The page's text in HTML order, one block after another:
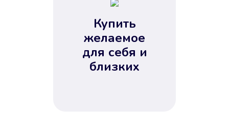
Купить
желаемое
для себя и
близких